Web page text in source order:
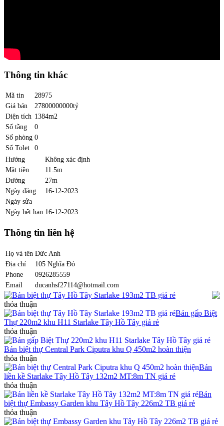
Thông tin khác
Mã tin
28975
Giá bán
27800000000tỷ
Diện tích 1384m2
Số tầng
0
Số phòng 0
Số Tolet
0
Hướng
Không xác định
Mặt tiền
11.5m
Đường
27m
Ngày đăng
16-12-2023
Ngày sửa
Ngày hết hạn 16-12-2023
Thông tin liên hệ
Họ và tên Đức Anh
Địa chỉ
105 Nghĩa Đỏ
Phone
0926285559
Email
ducanhsf27114@hotmail.com
Bán biệt thự Tây Hồ Tây Starlake 193m2 TB giá rẻ
thỏa thuận
Bán gấp Biệt
Thự 220m2 khu H11 Starlake Tây Hồ Tây giá rẻ
thỏa thuận
Bán biệt thự Central Park Ciputra khu Q 450m2 hoàn thiện
thỏa thuận
Bán
liền kề Starlake Tây Hồ Tây 132m2 MT:8m TN giá rẻ
thỏa thuận
Bán
biệt thự Embassy Garden khu Tây Hồ Tây 226m2 TB giá rẻ
thỏa thuận